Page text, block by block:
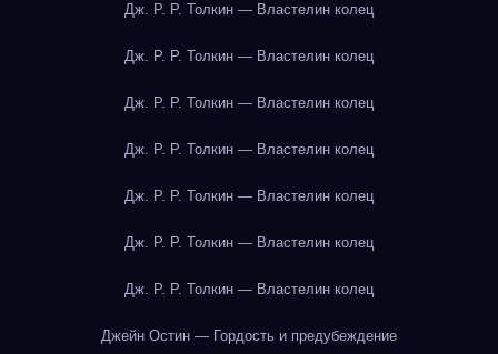
Дж. Р. Р. Толкин — Властелин колец
Дж. Р. Р. Толкин — Властелин колец
Дж. Р. Р. Толкин — Властелин колец
Дж. Р. Р. Толкин — Властелин колец
Дж. Р. Р. Толкин — Властелин колец
Дж. Р. Р. Толкин — Властелин колец
Дж. Р. Р. Толкин — Властелин колец
Джейн Остин — Гордость и предубеждение